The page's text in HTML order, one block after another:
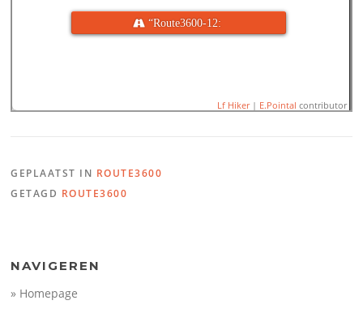
 “Route3600-12:
Lf Hiker| E.Pointal contributor
GEPLAATST IN ROUTE3600
GETAGD ROUTE3600
NAVIGEREN
» Homepage